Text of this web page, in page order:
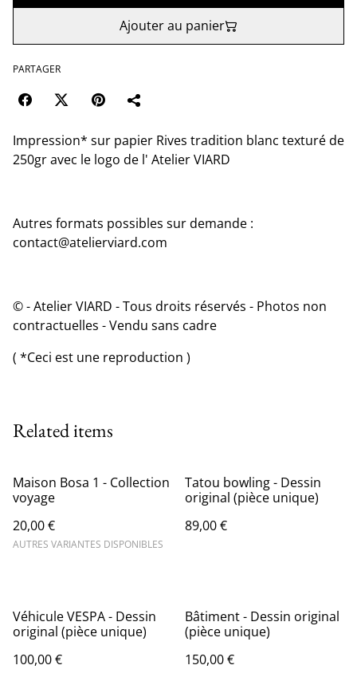
Ajouter au panier
PARTAGER
Impression* sur papier Rives tradition blanc texturé de
250gr avec le logo de l' Atelier VIARD
Autres formats possibles sur demande :
contact@atelierviard.com
© - Atelier VIARD - Tous droits réservés - Photos non
contractuelles - Vendu sans cadre
( *Ceci est une reproduction )
Related items
Maison Bosa 1 - Collection
voyage
20,00 €
AUTRES VARIANTES DISPONIBLES
Tatou bowling - Dessin
original (pièce unique)
89,00 €
Véhicule VESPA - Dessin
original (pièce unique)
100,00 €
Bâtiment - Dessin original
(pièce unique)
150,00 €